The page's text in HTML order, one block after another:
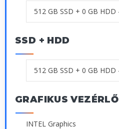
SSD + HDD
GRAFIKUS VEZÉRLŐ
INTEL Graphics